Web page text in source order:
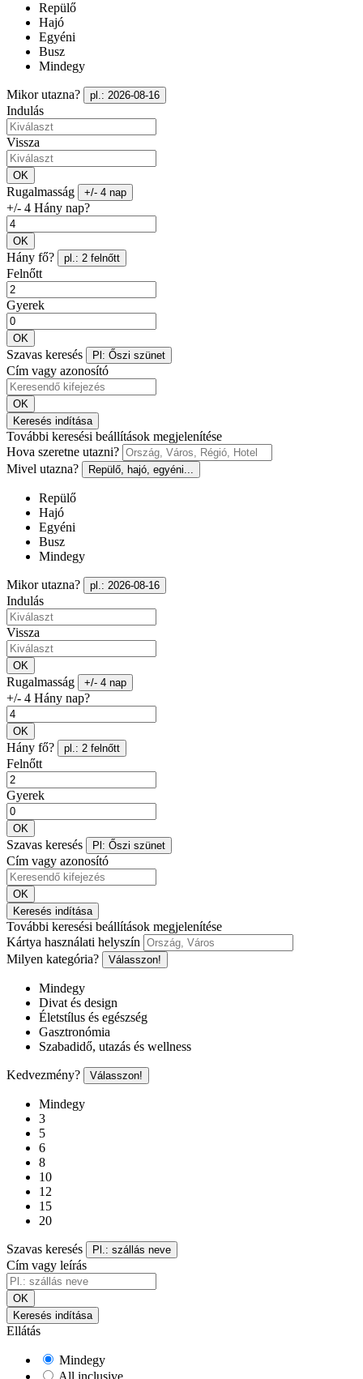
Repülő
Hajó
Egyéni
Busz
Mindegy
Mikor utazna? pl.: 2026-08-16
Indulás
Vissza
OK
Rugalmasság +/- 4 nap
+/- 4 Hány nap?
OK
Hány fő? pl.: 2 felnőtt
Felnőtt
Gyerek
OK
Szavas keresés Pl: Őszi szünet
Cím vagy azonosító
OK
Keresés indítása
További keresési beállítások megjelenítése
Hova szeretne utazni?
Mivel utazna?
Repülő, hajó, egyéni...
Repülő
Hajó
Egyéni
Busz
Mindegy
Mikor utazna? pl.: 2026-08-16
Indulás
Vissza
OK
Rugalmasság +/- 4 nap
+/- 4 Hány nap?
OK
Hány fő? pl.: 2 felnőtt
Felnőtt
Gyerek
OK
Szavas keresés Pl: Őszi szünet
Cím vagy azonosító
OK
Keresés indítása
További keresési beállítások megjelenítése
Kártya használati helyszín
Milyen kategória?
Válasszon!
Mindegy
Divat és design
Életstílus és egészség
Gasztronómia
Szabadidő, utazás és wellness
Kedvezmény? Válasszon!
Mindegy
3
5
6
8
10
12
15
20
Szavas keresés Pl.: szállás neve
Cím vagy leírás
OK
Keresés indítása
Ellátás
Mindegy
All inclusive